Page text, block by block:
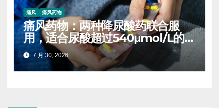
痛风 痛风药物
痛风药物：两种降尿酸药联合服
用，适合尿酸超过540μmol/L的痛
风患者吗
7 月 30, 2026